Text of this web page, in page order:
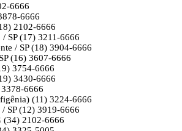
6666
6666
2102-6666
SP (17) 3211-6666
/ SP (18) 3904-6666
(16) 3607-6666
3754-6666
3430-6666
6666
(11) 3224-6666
SP (12) 3919-6666
(34) 2102-6666